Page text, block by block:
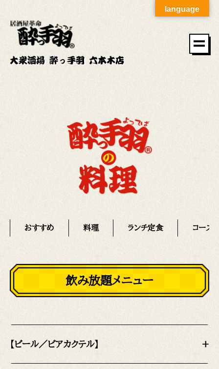
大衆酒場 酔っ手羽 六本木店
おすすめ 料理 ランチ定食 コース
飲み放題メニュー
【ビール／ビアカクテル】 +
language